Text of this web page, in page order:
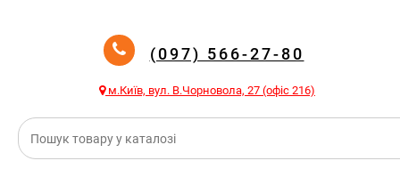
(097) 566-27-80
м.Київ, вул. В.Чорновола, 27 (офіс 216)